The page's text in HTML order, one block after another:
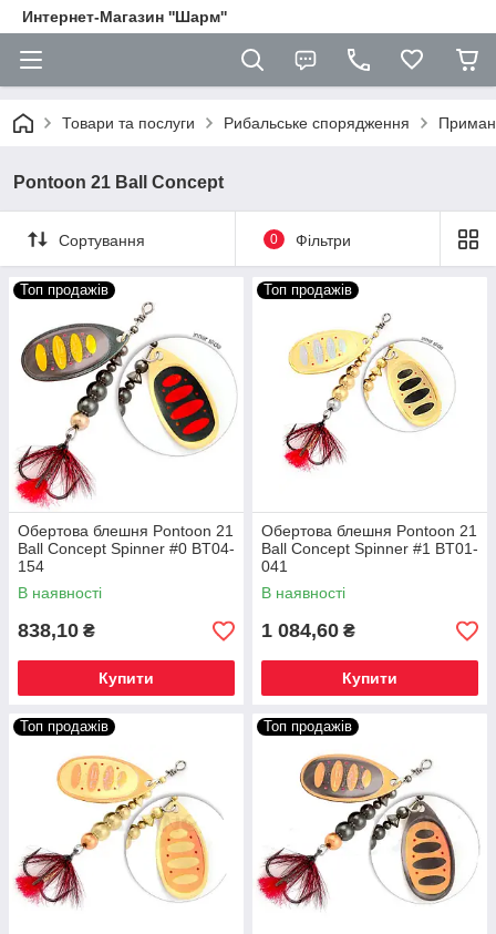
Интернет-Магазин ''Шарм''
Товари та послуги Рибальське спорядження
Pontoon 21 Ball Concept
Сортування 0 Фільтри
Топ продажів
Обертова блешня Pontoon 21
Ball Concept Spinner #0 BT04-
154
В наявності
838,10 ₴
Купити
Топ продажів
Обертова блешня Pontoon 21
Ball Concept Spinner #1 BT01-
041
В наявності
1 084,60 ₴
Купити
Топ продажів Топ продажів